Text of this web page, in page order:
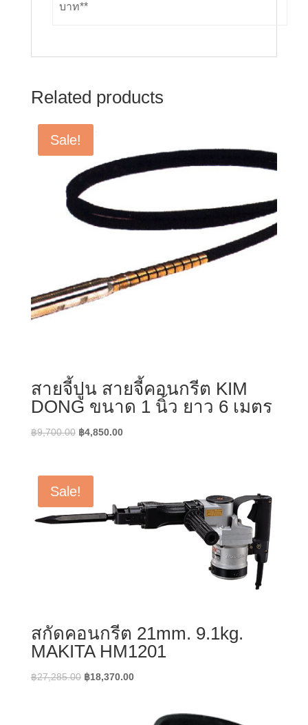
บาท**
Related products
Sale!
สายจี้ปูน สายจี้คอนกรีต KIM
DONG ขนาด 1 นิ้ว ยาว 6 เมตร
฿9,700.00 Original
฿9,700.00.
฿4,850.00Current
Sale!
สกัดคอนกรีต 21mm. 9.1kg.
MAKITA HM1201
฿27,285.00 Original
฿18,370.00Current